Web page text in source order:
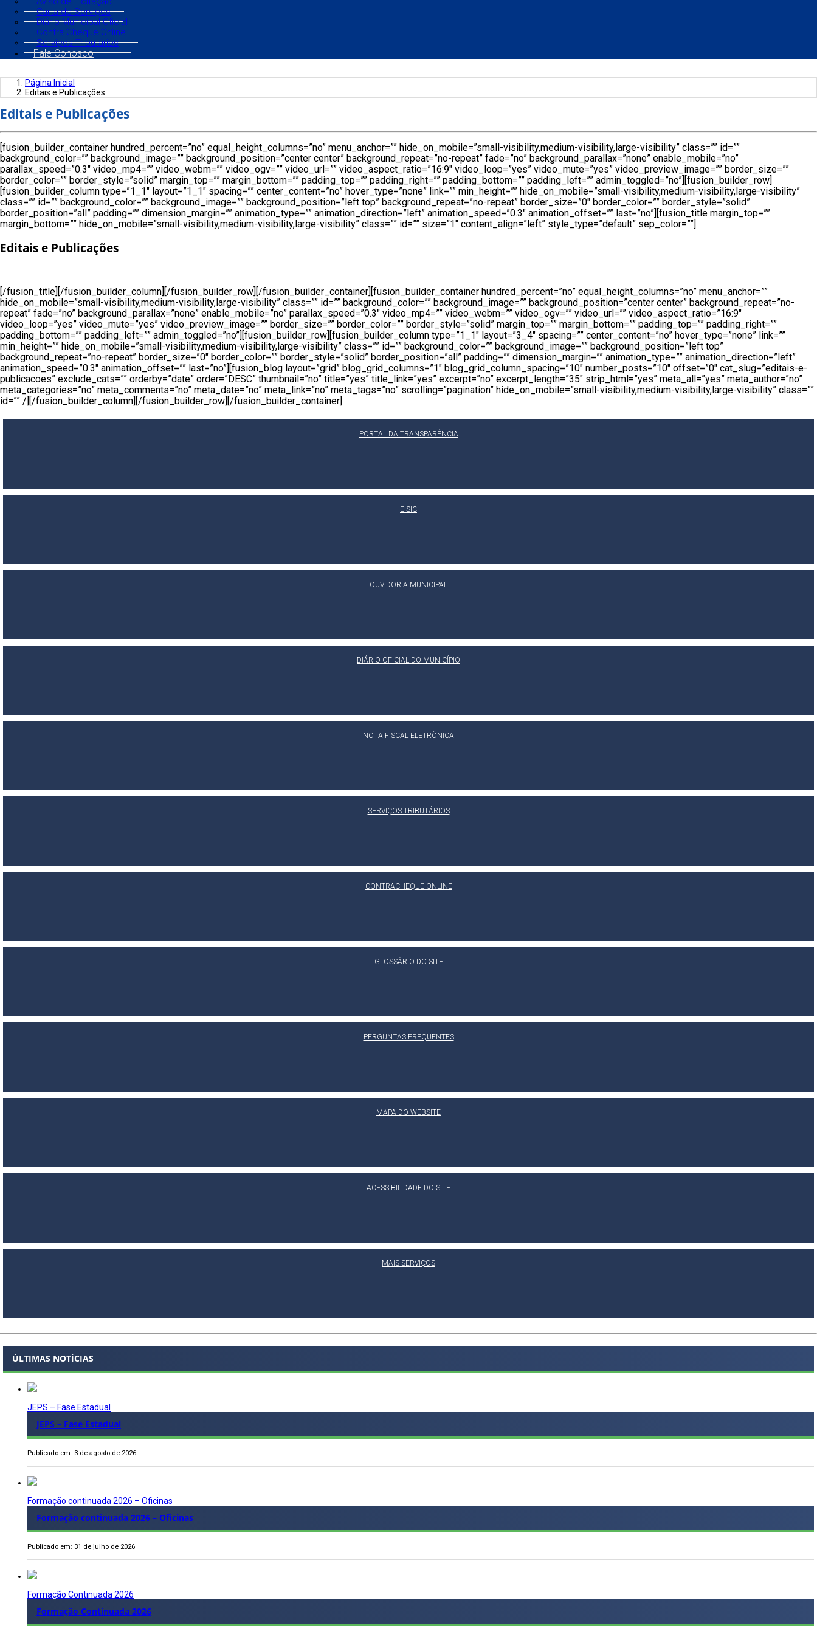
Carta de Serviços
Diário Municipal Oficial
Contra Cheque Online
Serviços Tributários
Fale Conosco
Página Inicial
Editais e Publicações
Editais e Publicações
[fusion_builder_container hundred_percent=”no” equal_height_columns=”no” menu_anchor=”” hide_on_mobile=”small-visibility,medium-visibility,large-visibility” class=”” id=””
background_color=”” background_image=”” background_position=”center center” background_repeat=”no-repeat” fade=”no” background_parallax=”none” enable_mobile=”no”
parallax_speed=”0.3″ video_mp4=”” video_webm=”” video_ogv=”” video_url=”” video_aspect_ratio=”16:9″ video_loop=”yes” video_mute=”yes” video_preview_image=”” border_size=””
border_color=”” border_style=”solid” margin_top=”” margin_bottom=”” padding_top=”” padding_right=”” padding_bottom=”” padding_left=”” admin_toggled=”no”][fusion_builder_row]
[fusion_builder_column type=”1_1″ layout=”1_1″ spacing=”” center_content=”no” hover_type=”none” link=”” min_height=”” hide_on_mobile=”small-visibility,medium-visibility,large-visibility”
class=”” id=”” background_color=”” background_image=”” background_position=”left top” background_repeat=”no-repeat” border_size=”0″ border_color=”” border_style=”solid”
border_position=”all” padding=”” dimension_margin=”” animation_type=”” animation_direction=”left” animation_speed=”0.3″ animation_offset=”” last=”no”][fusion_title margin_top=””
margin_bottom=”” hide_on_mobile=”small-visibility,medium-visibility,large-visibility” class=”” id=”” size=”1″ content_align=”left” style_type=”default” sep_color=””]
Editais e Publicações
[/fusion_title][/fusion_builder_column][/fusion_builder_row][/fusion_builder_container][fusion_builder_container hundred_percent=”no” equal_height_columns=”no” menu_anchor=””
hide_on_mobile=”small-visibility,medium-visibility,large-visibility” class=”” id=”” background_color=”” background_image=”” background_position=”center center” background_repeat=”no-
repeat” fade=”no” background_parallax=”none” enable_mobile=”no” parallax_speed=”0.3″ video_mp4=”” video_webm=”” video_ogv=”” video_url=”” video_aspect_ratio=”16:9″
video_loop=”yes” video_mute=”yes” video_preview_image=”” border_size=”” border_color=”” border_style=”solid” margin_top=”” margin_bottom=”” padding_top=”” padding_right=””
padding_bottom=”” padding_left=”” admin_toggled=”no”][fusion_builder_row][fusion_builder_column type=”1_1″ layout=”3_4″ spacing=”” center_content=”no” hover_type=”none” link=””
min_height=”” hide_on_mobile=”small-visibility,medium-visibility,large-visibility” class=”” id=”” background_color=”” background_image=”” background_position=”left top”
background_repeat=”no-repeat” border_size=”0″ border_color=”” border_style=”solid” border_position=”all” padding=”” dimension_margin=”” animation_type=”” animation_direction=”left”
animation_speed=”0.3″ animation_offset=”” last=”no”][fusion_blog layout=”grid” blog_grid_columns=”1″ blog_grid_column_spacing=”10″ number_posts=”10″ offset=”0″ cat_slug=”editais-e-
publicacoes” exclude_cats=”” orderby=”date” order=”DESC” thumbnail=”no” title=”yes” title_link=”yes” excerpt=”no” excerpt_length=”35″ strip_html=”yes” meta_all=”yes” meta_author=”no”
meta_categories=”no” meta_comments=”no” meta_date=”no” meta_link=”no” meta_tags=”no” scrolling=”pagination” hide_on_mobile=”small-visibility,medium-visibility,large-visibility” class=””
id=”” /][/fusion_builder_column][/fusion_builder_row][/fusion_builder_container]
PORTAL DA TRANSPARÊNCIA
E-SIC
OUVIDORIA MUNICIPAL
DIÁRIO OFICIAL DO MUNICÍPIO
NOTA FISCAL ELETRÔNICA
SERVIÇOS TRIBUTÁRIOS
CONTRACHEQUE ONLINE
GLOSSÁRIO DO SITE
PERGUNTAS FREQUENTES
MAPA DO WEBSITE
ACESSIBILIDADE DO SITE
MAIS SERVIÇOS
ÚLTIMAS NOTÍCIAS
JEPS – Fase Estadual
JEPS – Fase Estadual
Publicado em: 3 de agosto de 2026
Formação continuada 2026 – Oficinas
Formação continuada 2026 – Oficinas
Publicado em: 31 de julho de 2026
Formação Continuada 2026
Formação Continuada 2026